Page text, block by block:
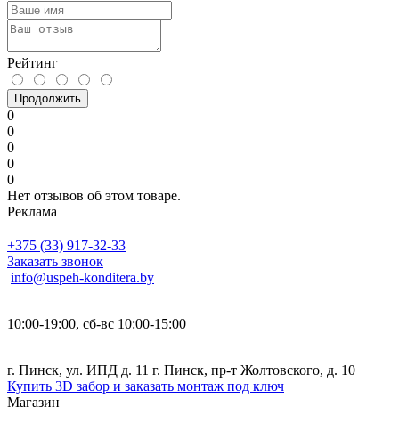
Рейтинг
Продолжить
0
0
0
0
0
Нет отзывов об этом товаре.
Реклама
+375 (33) 917-32-33
Заказать звонок
info@uspeh-konditera.by
10:00-19:00, сб-вс 10:00-15:00
г. Пинск, ул. ИПД д. 11 г. Пинск, пр-т Жолтовского, д. 10
Купить 3D забор и заказать монтаж под ключ
Магазин